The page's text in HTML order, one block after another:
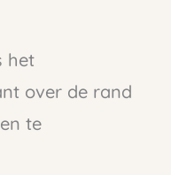
het
over de rand
te